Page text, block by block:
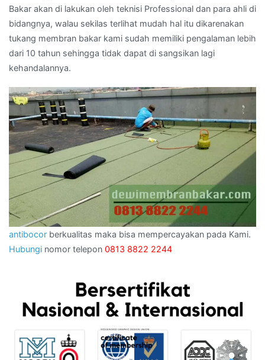
Bakar akan di lakukan oleh teknisi Professional dan para ahli di
bidangnya, walau sekilas terlihat mudah hal itu dikarenakan
tukang membran bakar kami sudah memiliki pengalaman lebih
dari 10 tahun sehingga tidak dapat di sangsikan lagi
kehandalannya.
antibocor berkualitas maka bisa mempercayakan pada Kami.
Hubungi nomor telepon 0813 8822 2244